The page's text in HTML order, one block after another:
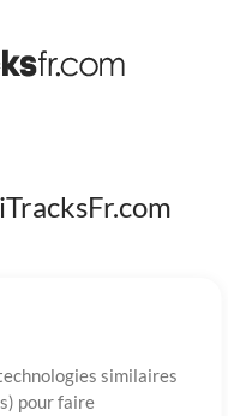
similaires
pour faire